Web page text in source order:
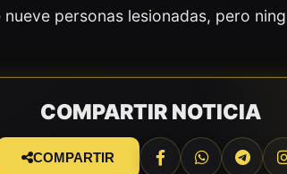
personas lesionadas, pero
COMPARTIR NOTICIA
COMPARTIR